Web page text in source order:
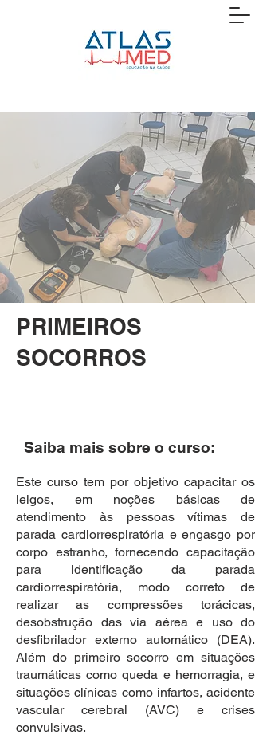
PRIMEIROS
SOCORROS
Saiba mais sobre o curso:
Este curso tem por objetivo capacitar os
leigos, em noções básicas de
atendimento às pessoas vítimas de
parada cardiorrespiratória e engasgo por
corpo estranho, fornecendo capacitação
para identificação da parada
cardiorrespiratória, modo correto de
realizar as compressões torácicas,
desobstrução das via aérea e uso do
desfibrilador externo automático (DEA).
Além do primeiro socorro em situações
traumáticas como queda e hemorragia, e
situações clínicas como infartos, acidente
vascular cerebral (AVC) e crises
convulsivas.